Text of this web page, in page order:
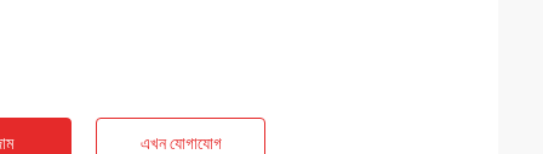
এখন যোগাযোগ